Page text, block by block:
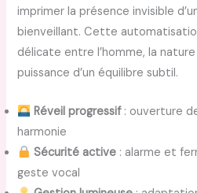
imprimer la présence invisible
bienveillant. Cette
délicate entre l’homme, la
puissance d’un équilibre subtil.
Réveil progressif: ouverture
harmonie
Sécurité active : alarme et
geste vocal